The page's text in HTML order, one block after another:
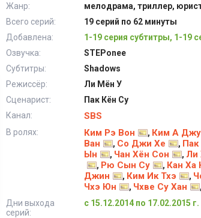
Жанр:
мелодрама, триллер,
Всего серий:
19 серий по 62 минуты
Добавлена:
1-19 серия субтитры, 1-19
Озвучка:
STEPonee
Субтитры:
Shadows
Режиссёр:
Ли Мён У
Сценарист:
Пак Кён Су
Канал:
SBS
В ролях: Ким Рэ Вон , Ким А
Ван
, Со Джи Хе , Пак
Ын
, Чан Хён Сон , Ли
, Рю Сын Су , Кан Ха
Джин
, Ким Ик Тхэ ,
Чхэ Юн
, Чхве Су Хан ,
Дни выхода
серий:
с 15.12.2014 по 17.02.2015 г.